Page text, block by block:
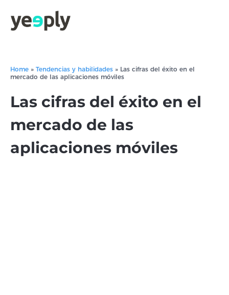
Home » Tendencias y habilidades » Las cifras del éxito en el
mercado de las aplicaciones móviles
Las cifras del éxito en el
mercado de las
aplicaciones móviles